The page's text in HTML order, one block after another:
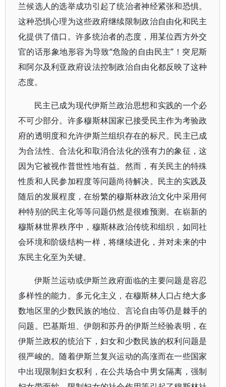
兰候选人的选举成功引起了统治者神经紧张和恐惧。
这种恐惧心理为这些政府继续限制政治自由化和民主
化提供了借口。许多统治者的态度，用某位西方外交
官的话形象地形容为导致“危险的自由民主”！突尼斯
和阿尔及利亚政府设法控制政治自由化都反映了这种
态度。
民主已成为现代伊斯兰政治思想和实践的一个必
不可少部分。许多穆斯林国家已接受民主作为考验政
府的透明度和允许伊斯兰组织存在的标尺。民主已成
为合法性、合法化和取消合法化的强有力的象征，这
因为它被视作普世性地有益。然而，有关民主的特殊
性质和人民参加程度等问题尚待解决。民主的实践及
随后的发展程度，在纷繁的穆斯林政治文化中采用何
种特别的民主化等等问题仍然是很难预测。在崭新的
穆斯林世界秩序中，穆斯林政治传统和组织，如同社
会环境和阶级结构一样，将继续进化，并对未来的中
东民主化至为关键。
伊斯兰运动或伊斯兰政府面临的主要问题是容忍
多样性的能力。多元化主义，在穆斯林人口占绝大多
数地区里的少数民族的地位、言论自由等仍是棘手的
问题。巴基斯坦、伊朗和苏丹的伊斯兰经验表明，在
伊斯兰政权的统治下，妇女和少数民族的权利问题是
很严峻的。随着伊斯兰复兴运动的高涨而在一些国家
中出现限制妇女权利，在公共场合中男女隔离，强制